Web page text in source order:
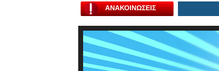
ΑΝΑΚΟΙΝΩΣΕΙΣ